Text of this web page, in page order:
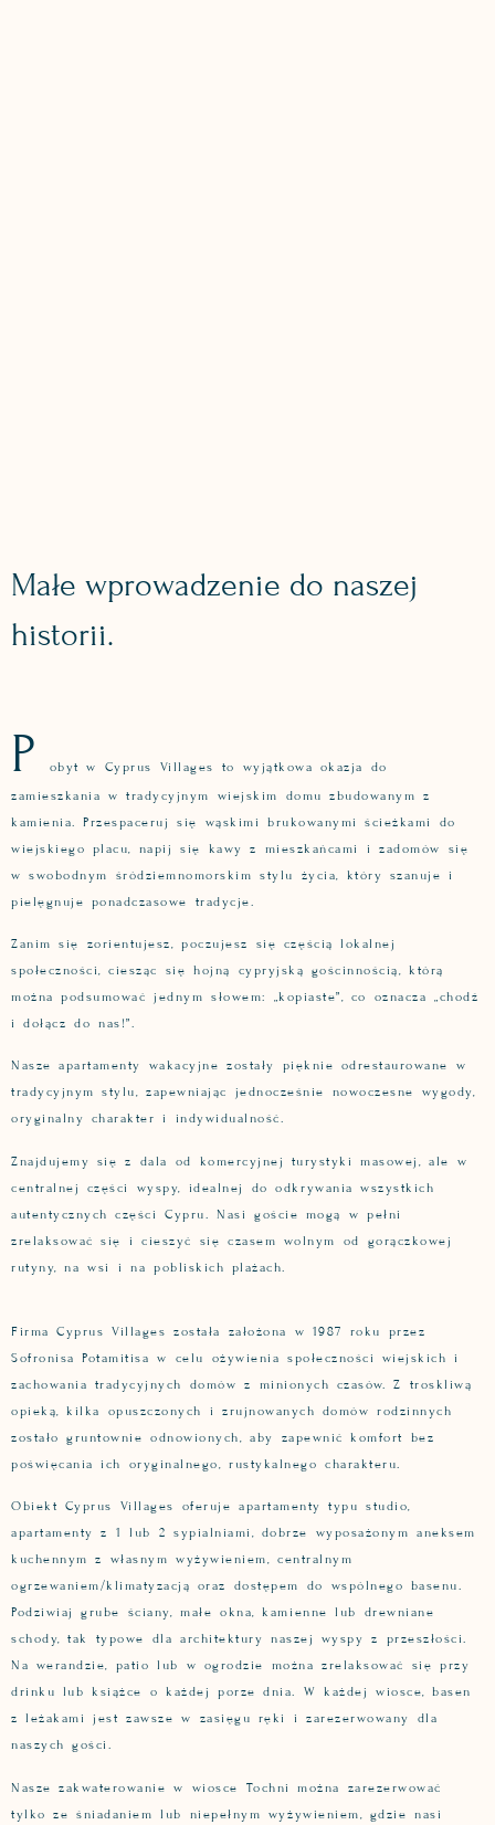
Małe wprowadzenie do naszej
historii.
P
obyt w Cyprus Villages to wyjątkowa okazja do
zamieszkania w tradycyjnym wiejskim domu zbudowanym z
kamienia. Przespaceruj się wąskimi brukowanymi ścieżkami do
wiejskiego placu, napij się kawy z mieszkańcami i zadomów się
w swobodnym śródziemnomorskim stylu życia, który szanuje i
pielęgnuje ponadczasowe tradycje.
Zanim się zorientujesz, poczujesz się częścią lokalnej
społeczności, ciesząc się hojną cypryjską gościnnością, którą
można podsumować jednym słowem: „kopiaste”, co oznacza „chodź
i dołącz do nas!”.
Nasze apartamenty wakacyjne zostały pięknie odrestaurowane w
tradycyjnym stylu, zapewniając jednocześnie nowoczesne wygody,
oryginalny charakter i indywidualność.
Znajdujemy się z dala od komercyjnej turystyki masowej, ale w
centralnej części wyspy, idealnej do odkrywania wszystkich
autentycznych części Cypru. Nasi goście mogą w pełni
zrelaksować się i cieszyć się czasem wolnym od gorączkowej
rutyny, na wsi i na pobliskich plażach.
Firma Cyprus Villages została założona w 1987 roku przez
Sofronisa Potamitisa w celu ożywienia społeczności wiejskich i
zachowania tradycyjnych domów z minionych czasów. Z troskliwą
opieką, kilka opuszczonych i zrujnowanych domów rodzinnych
zostało gruntownie odnowionych, aby zapewnić komfort bez
poświęcania ich oryginalnego, rustykalnego charakteru.
Obiekt Cyprus Villages oferuje apartamenty typu studio,
apartamenty z 1 lub 2 sypialniami, dobrze wyposażonym aneksem
kuchennym z własnym wyżywieniem, centralnym
ogrzewaniem/klimatyzacją oraz dostępem do wspólnego basenu.
Podziwiaj grube ściany, małe okna, kamienne lub drewniane
schody, tak typowe dla architektury naszej wyspy z przeszłości.
Na werandzie, patio lub w ogrodzie można zrelaksować się przy
drinku lub książce o każdej porze dnia. W każdej wiosce, basen
z leżakami jest zawsze w zasięgu ręki i zarezerwowany dla
naszych gości.
Nasze zakwaterowanie w wiosce Tochni można zarezerwować
tylko ze śniadaniem lub niepełnym wyżywieniem, gdzie nasi